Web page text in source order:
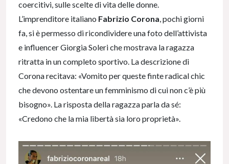
coercitivi, sulle scelte di vita delle donne.
L’imprenditore italiano Fabrizio Corona, pochi giorni
fa, si è permesso di ricondividere una foto dell’attivista
e influencer Giorgia Soleri che mostrava la ragazza
ritratta in un completo sportivo. La descrizione di
Corona recitava: «Vomito per queste finte radical chic
che devono ostentare un femminismo di cui non c’è più
bisogno». La risposta della ragazza parla da sé:
«Credono che la mia libertà sia loro proprietà».